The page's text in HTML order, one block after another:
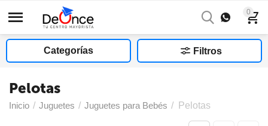
0
Categorías Filtros
Pelotas
Inicio / Juguetes / Juguetes para Bebés / Pelotas